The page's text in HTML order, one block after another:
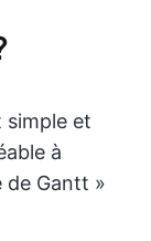
simple et
à
de Gantt »